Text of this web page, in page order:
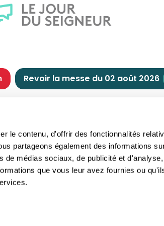
le contenu, d'offrir des fonctionnalités
partageons également des informations
de médias sociaux, de publicité et
que vous leur avez fournies ou
Revoir la messe du 02 août 2026
Comment nous
Faire un don
Réduction d’impôt
Philanthropie